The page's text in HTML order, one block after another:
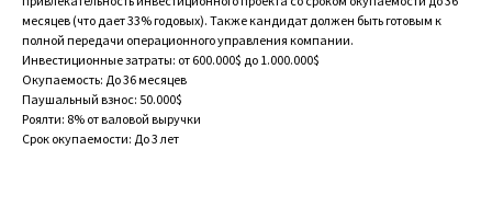
месяцев (что дает 33% годовых). Также кандидат должен быть готовым к
полной передачи операционного управления компании.
Инвестиционные затраты: от 600.000$ до 1.000.000$
Окупаемость: До 36 месяцев
Паушальный взнос: 50.000$
Роялти: 8% от валовой выручки
Срок окупаемости: До 3 лет